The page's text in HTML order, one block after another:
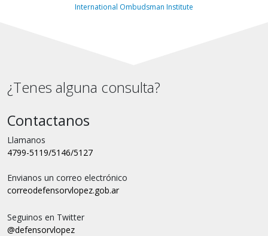
International Ombudsman Institute
¿Tenes alguna consulta?
Contactanos
Llamanos
4799-5119/5146/5127
Envianos un correo electrónico
correodefensorvlopez.gob.ar
Seguinos en Twitter
@defensorvlopez